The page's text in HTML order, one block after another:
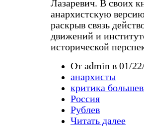
Лазаревич. В своих
анархистскую
раскрыв связь
движений и
исторической
От admin в 01/
анархисты
критика
Россия
Рублев
Читать далее